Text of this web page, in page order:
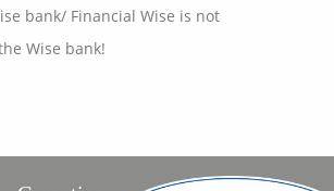
bank/ Financial Wise is not
Wise bank!